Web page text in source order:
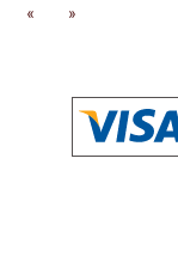
der Weine vom
nicht nur dem
vorzüglichen Qualität
anderen Seite
sich flexibel den
Flaschen, deren
« »